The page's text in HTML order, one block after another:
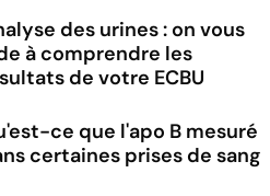
des urines : on vous
à comprendre les
de votre ECBU
ce que l'apo B mesuré
certaines prises de sang